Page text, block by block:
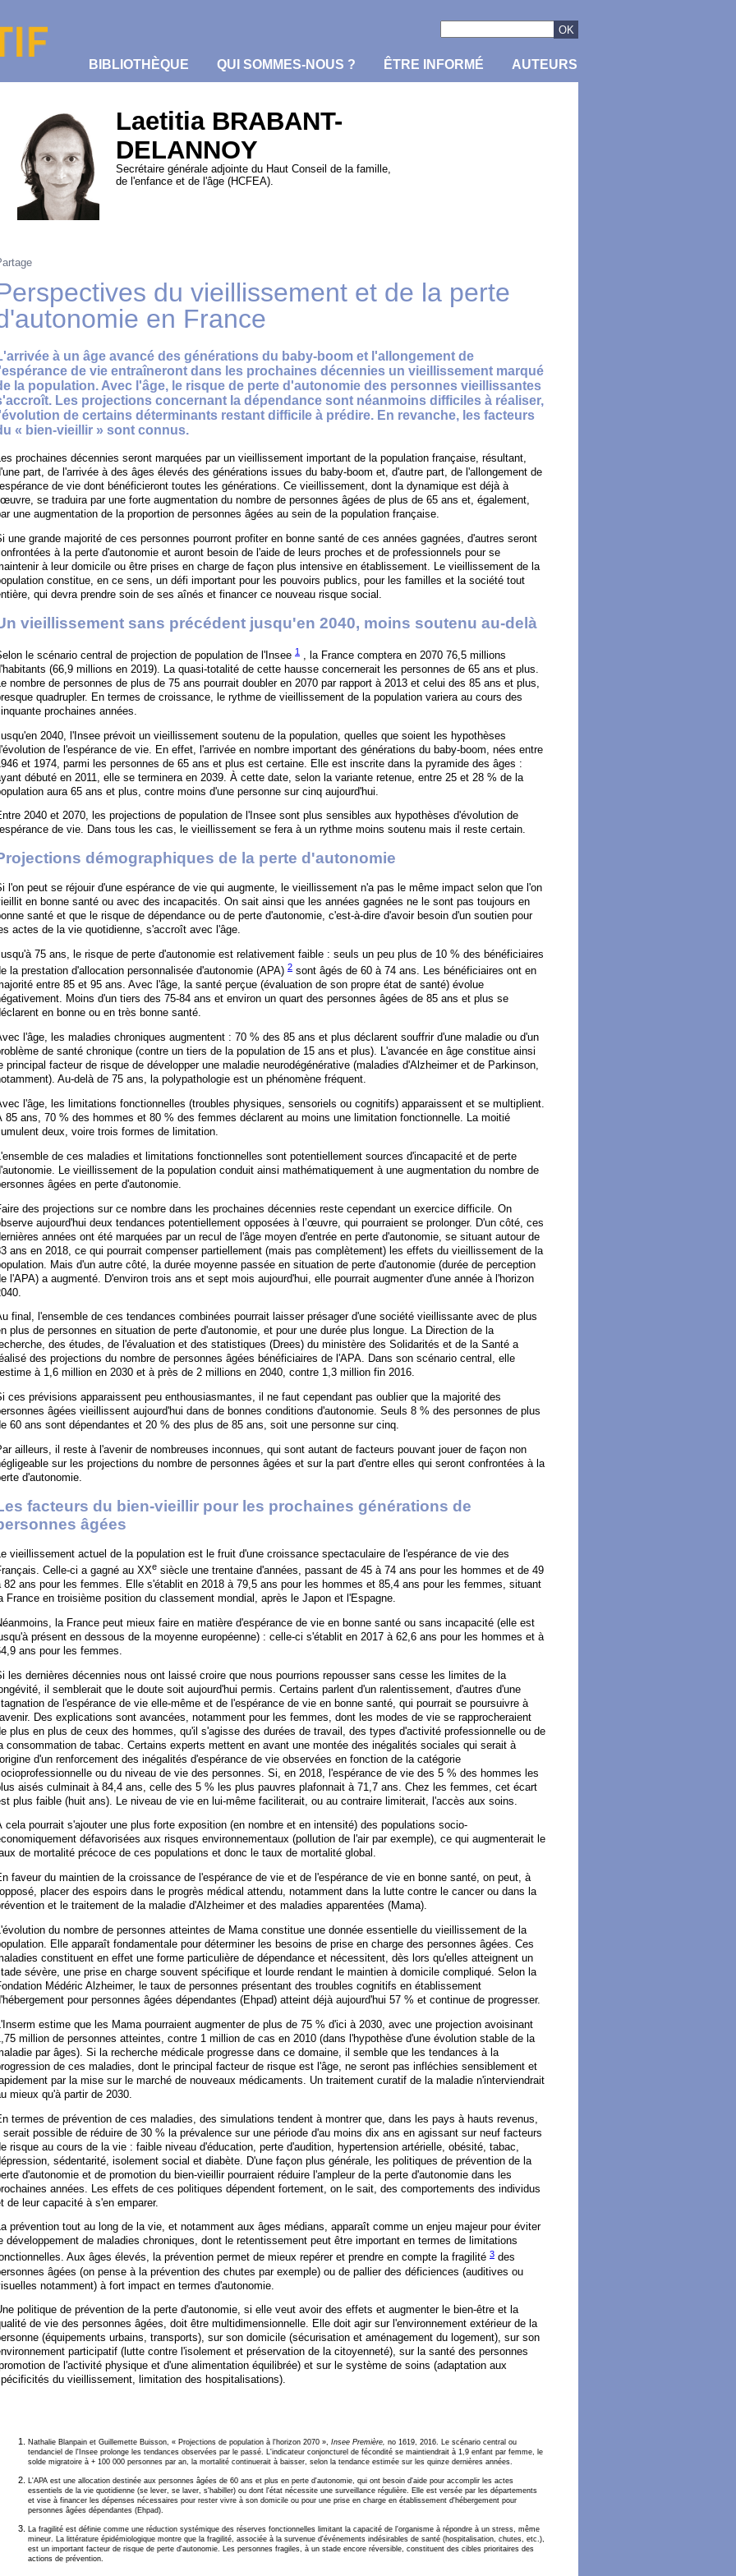
BIBLIOTHÈQUE QUI SOMMES-NOUS ? ÊTRE INFORMÉ AUTEURS
Laetitia BRABANT-
DELANNOY
Secrétaire générale adjointe du Haut Conseil de la famille,
de l'enfance et de l'âge (HCFEA).
du vieillissement et de la perte
en France
à un âge avancé des générations du baby-boom et l'allongement de
l'espérance de vie entraîneront dans les prochaines décennies un vieillissement marqué
la population. Avec l'âge, le risque de perte d'autonomie des personnes vieillissantes
Les projections concernant la dépendance sont néanmoins difficiles à réaliser,
l'évolution de certains déterminants restant difficile à prédire. En revanche, les facteurs
« bien-vieillir » sont connus.
Les prochaines décennies seront marquées par un vieillissement important de la population française, résultant,
part, de l'arrivée à des âges élevés des générations issues du baby-boom et, d'autre part, de l'allongement de
de vie dont bénéficieront toutes les générations. Ce vieillissement, dont la dynamique est déjà à
se traduira par une forte augmentation du nombre de personnes âgées de plus de 65 ans et, également,
une augmentation de la proportion de personnes âgées au sein de la population française.
une grande majorité de ces personnes pourront profiter en bonne santé de ces années gagnées, d'autres seront
à la perte d'autonomie et auront besoin de l'aide de leurs proches et de professionnels pour se
à leur domicile ou être prises en charge de façon plus intensive en établissement. Le vieillissement de la
constitue, en ce sens, un défi important pour les pouvoirs publics, pour les familles et la société tout
qui devra prendre soin de ses aînés et financer ce nouveau risque social.
vieillissement sans précédent jusqu'en 2040, moins soutenu au-delà
le scénario central de projection de population de l'Insee 1
, la France comptera en 2070 76,5 millions
(66,9 millions en 2019). La quasi-totalité de cette hausse concernerait les personnes de 65 ans et plus.
Le nombre de personnes de plus de 75 ans pourrait doubler en 2070 par rapport à 2013 et celui des 85 ans et plus,
quadrupler. En termes de croissance, le rythme de vieillissement de la population variera au cours des
prochaines années.
2040, l'Insee prévoit un vieillissement soutenu de la population, quelles que soient les hypothèses
de l'espérance de vie. En effet, l'arrivée en nombre important des générations du baby-boom, nées entre
et 1974, parmi les personnes de 65 ans et plus est certaine. Elle est inscrite dans la pyramide des âges :
débuté en 2011, elle se terminera en 2039. À cette date, selon la variante retenue, entre 25 et 28 % de la
aura 65 ans et plus, contre moins d'une personne sur cinq aujourd'hui.
2040 et 2070, les projections de population de l'Insee sont plus sensibles aux hypothèses d'évolution de
de vie. Dans tous les cas, le vieillissement se fera à un rythme moins soutenu mais il reste certain.
démographiques de la perte d'autonomie
l'on peut se réjouir d'une espérance de vie qui augmente, le vieillissement n'a pas le même impact selon que l'on
en bonne santé ou avec des incapacités. On sait ainsi que les années gagnées ne le sont pas toujours en
santé et que le risque de dépendance ou de perte d'autonomie, c'est-à-dire d'avoir besoin d'un soutien pour
actes de la vie quotidienne, s'accroît avec l'âge.
75 ans, le risque de perte d'autonomie est relativement faible : seuls un peu plus de 10 % des bénéficiaires
la prestation d'allocation personnalisée d'autonomie (APA) 2 sont âgés de 60 à 74 ans. Les bénéficiaires ont en
entre 85 et 95 ans. Avec l'âge, la santé perçue (évaluation de son propre état de santé) évolue
Moins d'un tiers des 75-84 ans et environ un quart des personnes âgées de 85 ans et plus se
en bonne ou en très bonne santé.
l'âge, les maladies chroniques augmentent : 70 % des 85 ans et plus déclarent souffrir d'une maladie ou d'un
de santé chronique (contre un tiers de la population de 15 ans et plus). L'avancée en âge constitue ainsi
principal facteur de risque de développer une maladie neurodégénérative (maladies d'Alzheimer et de Parkinson,
Au-delà de 75 ans, la polypathologie est un phénomène fréquent.
l'âge, les limitations fonctionnelles (troubles physiques, sensoriels ou cognitifs) apparaissent et se multiplient.
85 ans, 70 % des hommes et 80 % des femmes déclarent au moins une limitation fonctionnelle. La moitié
deux, voire trois formes de limitation.
de ces maladies et limitations fonctionnelles sont potentiellement sources d'incapacité et de perte
Le vieillissement de la population conduit ainsi mathématiquement à une augmentation du nombre de
âgées en perte d'autonomie.
des projections sur ce nombre dans les prochaines décennies reste cependant un exercice difficile. On
aujourd'hui deux tendances potentiellement opposées à l’œuvre, qui pourraient se prolonger. D'un côté, ces
années ont été marquées par un recul de l'âge moyen d'entrée en perte d'autonomie, se situant autour de
ans en 2018, ce qui pourrait compenser partiellement (mais pas complètement) les effets du vieillissement de la
Mais d'un autre côté, la durée moyenne passée en situation de perte d'autonomie (durée de perception
l'APA) a augmenté. D'environ trois ans et sept mois aujourd'hui, elle pourrait augmenter d'une année à l'horizon
final, l'ensemble de ces tendances combinées pourrait laisser présager d'une société vieillissante avec de plus
plus de personnes en situation de perte d'autonomie, et pour une durée plus longue. La Direction de la
des études, de l'évaluation et des statistiques (Drees) du ministère des Solidarités et de la Santé a
des projections du nombre de personnes âgées bénéficiaires de l'APA. Dans son scénario central, elle
à 1,6 million en 2030 et à près de 2 millions en 2040, contre 1,3 million fin 2016.
ces prévisions apparaissent peu enthousiasmantes, il ne faut cependant pas oublier que la majorité des
âgées vieillissent aujourd'hui dans de bonnes conditions d'autonomie. Seuls 8 % des personnes de plus
60 ans sont dépendantes et 20 % des plus de 85 ans, soit une personne sur cinq.
ailleurs, il reste à l'avenir de nombreuses inconnues, qui sont autant de facteurs pouvant jouer de façon non
sur les projections du nombre de personnes âgées et sur la part d'entre elles qui seront confrontées à la
d'autonomie.
facteurs du bien-vieillir pour les prochaines générations de
âgées
Le vieillissement actuel de la population est le fruit d'une croissance spectaculaire de l'espérance de vie des
Celle-ci a gagné au XXe siècle une trentaine d'années, passant de 45 à 74 ans pour les hommes et de 49
82 ans pour les femmes. Elle s'établit en 2018 à 79,5 ans pour les hommes et 85,4 ans pour les femmes, situant
France en troisième position du classement mondial, après le Japon et l'Espagne.
la France peut mieux faire en matière d'espérance de vie en bonne santé ou sans incapacité (elle est
présent en dessous de la moyenne européenne) : celle-ci s'établit en 2017 à 62,6 ans pour les hommes et à
ans pour les femmes.
les dernières décennies nous ont laissé croire que nous pourrions repousser sans cesse les limites de la
il semblerait que le doute soit aujourd'hui permis. Certains parlent d'un ralentissement, d'autres d'une
de l'espérance de vie elle-même et de l'espérance de vie en bonne santé, qui pourrait se poursuivre à
Des explications sont avancées, notamment pour les femmes, dont les modes de vie se rapprocheraient
plus en plus de ceux des hommes, qu'il s'agisse des durées de travail, des types d'activité professionnelle ou de
consommation de tabac. Certains experts mettent en avant une montée des inégalités sociales qui serait à
d'un renforcement des inégalités d'espérance de vie observées en fonction de la catégorie
ou du niveau de vie des personnes. Si, en 2018, l'espérance de vie des 5 % des hommes les
aisés culminait à 84,4 ans, celle des 5 % les plus pauvres plafonnait à 71,7 ans. Chez les femmes, cet écart
plus faible (huit ans). Le niveau de vie en lui-même faciliterait, ou au contraire limiterait, l'accès aux soins.
cela pourrait s'ajouter une plus forte exposition (en nombre et en intensité) des populations socio-
défavorisées aux risques environnementaux (pollution de l'air par exemple), ce qui augmenterait le
de mortalité précoce de ces populations et donc le taux de mortalité global.
faveur du maintien de la croissance de l'espérance de vie et de l'espérance de vie en bonne santé, on peut, à
placer des espoirs dans le progrès médical attendu, notamment dans la lutte contre le cancer ou dans la
et le traitement de la maladie d'Alzheimer et des maladies apparentées (Mama).
du nombre de personnes atteintes de Mama constitue une donnée essentielle du vieillissement de la
Elle apparaît fondamentale pour déterminer les besoins de prise en charge des personnes âgées. Ces
constituent en effet une forme particulière de dépendance et nécessitent, dès lors qu'elles atteignent un
sévère, une prise en charge souvent spécifique et lourde rendant le maintien à domicile compliqué. Selon la
Médéric Alzheimer, le taux de personnes présentant des troubles cognitifs en établissement
pour personnes âgées dépendantes (Ehpad) atteint déjà aujourd'hui 57 % et continue de progresser.
L'Inserm estime que les Mama pourraient augmenter de plus de 75 % d'ici à 2030, avec une projection avoisinant
million de personnes atteintes, contre 1 million de cas en 2010 (dans l'hypothèse d'une évolution stable de la
par âges). Si la recherche médicale progresse dans ce domaine, il semble que les tendances à la
de ces maladies, dont le principal facteur de risque est l'âge, ne seront pas infléchies sensiblement et
par la mise sur le marché de nouveaux médicaments. Un traitement curatif de la maladie n'interviendrait
mieux qu'à partir de 2030.
termes de prévention de ces maladies, des simulations tendent à montrer que, dans les pays à hauts revenus,
serait possible de réduire de 30 % la prévalence sur une période d'au moins dix ans en agissant sur neuf facteurs
risque au cours de la vie : faible niveau d'éducation, perte d'audition, hypertension artérielle, obésité, tabac,
sédentarité, isolement social et diabète. D'une façon plus générale, les politiques de prévention de la
d'autonomie et de promotion du bien-vieillir pourraient réduire l'ampleur de la perte d'autonomie dans les
années. Les effets de ces politiques dépendent fortement, on le sait, des comportements des individus
de leur capacité à s'en emparer.
prévention tout au long de la vie, et notamment aux âges médians, apparaît comme un enjeu majeur pour éviter
développement de maladies chroniques, dont le retentissement peut être important en termes de limitations
Aux âges élevés, la prévention permet de mieux repérer et prendre en compte la fragilité 3 des
âgées (on pense à la prévention des chutes par exemple) ou de pallier des déficiences (auditives ou
notamment) à fort impact en termes d'autonomie.
politique de prévention de la perte d'autonomie, si elle veut avoir des effets et augmenter le bien-être et la
de vie des personnes âgées, doit être multidimensionnelle. Elle doit agir sur l'environnement extérieur de la
(équipements urbains, transports), sur son domicile (sécurisation et aménagement du logement), sur son
participatif (lutte contre l'isolement et préservation de la citoyenneté), sur la santé des personnes
de l'activité physique et d'une alimentation équilibrée) et sur le système de soins (adaptation aux
du vieillissement, limitation des hospitalisations).
Nathalie Blanpain et Guillemette Buisson, « Projections de population à l'horizon 2070 », Insee Première, no 1619, 2016. Le scénario central ou
tendanciel de l'Insee prolonge les tendances observées par le passé. L'indicateur conjoncturel de fécondité se maintiendrait à 1,9 enfant par femme, le
solde migratoire à + 100 000 personnes par an, la mortalité continuerait à baisser, selon la tendance estimée sur les quinze dernières années.
L'APA est une allocation destinée aux personnes âgées de 60 ans et plus en perte d'autonomie, qui ont besoin d'aide pour accomplir les actes
essentiels de la vie quotidienne (se lever, se laver, s'habiller) ou dont l'état nécessite une surveillance régulière. Elle est versée par les départements
et vise à financer les dépenses nécessaires pour rester vivre à son domicile ou pour une prise en charge en établissement d'hébergement pour
personnes âgées dépendantes (Ehpad).
La fragilité est définie comme une réduction systémique des réserves fonctionnelles limitant la capacité de l'organisme à répondre à un stress, même
mineur. La littérature épidémiologique montre que la fragilité, associée à la survenue d'événements indésirables de santé (hospitalisation, chutes, etc.),
est un important facteur de risque de perte d'autonomie. Les personnes fragiles, à un stade encore réversible, constituent des cibles prioritaires des
actions de prévention.